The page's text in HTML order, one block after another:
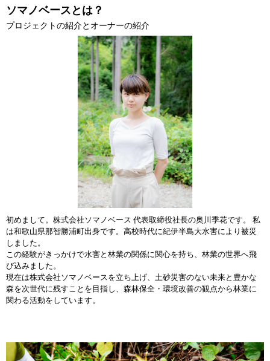
ソマノベースとは？
プロジェクトの紹介とオーナーの紹介
初めまして。株式会社ソマノベース 代表取締役社長の奥川季花です。 私
は和歌山県那智勝浦町出身です。高校時代に紀伊半島大水害により被災
しました。
この経験がきっかけで水害と林業の関係に関心を持ち、林業の世界へ飛
び込みました。
現在は株式会社ソマノベースを立ち上げ、土砂災害のない未来と豊かな
森を次世代に残すことを目指し、森林保全・環境改善の観点から林業に
関わる活動をしています。